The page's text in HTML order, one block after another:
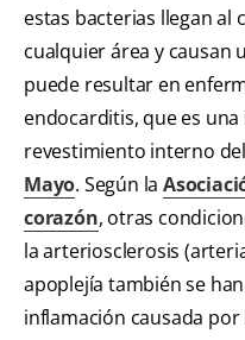
estas bacterias llegan al
cualquier área y causan
puede resultar en
endocarditis, que es
revestimiento interno
Mayo. Según la
corazón, otras
la arteriosclerosis
apoplejía también se
inflamación causada